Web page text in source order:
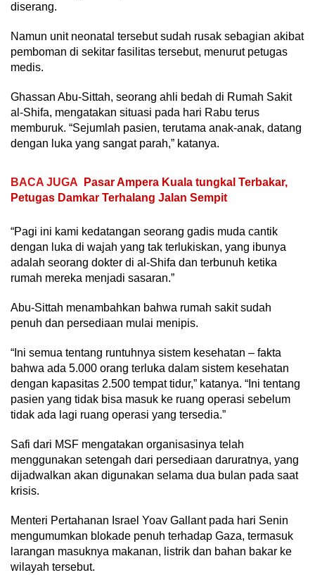
diserang.
Namun unit neonatal tersebut sudah rusak sebagian akibat
pemboman di sekitar fasilitas tersebut, menurut petugas
medis.
Ghassan Abu-Sittah, seorang ahli bedah di Rumah Sakit
al-Shifa, mengatakan situasi pada hari Rabu terus
memburuk. “Sejumlah pasien, terutama anak-anak, datang
dengan luka yang sangat parah,” katanya.
BACA JUGA
Pasar Ampera Kuala tungkal Terbakar,
Petugas Damkar Terhalang Jalan Sempit
“Pagi ini kami kedatangan seorang gadis muda cantik
dengan luka di wajah yang tak terlukiskan, yang ibunya
adalah seorang dokter di al-Shifa dan terbunuh ketika
rumah mereka menjadi sasaran.”
Abu-Sittah menambahkan bahwa rumah sakit sudah
penuh dan persediaan mulai menipis.
“Ini semua tentang runtuhnya sistem kesehatan – fakta
bahwa ada 5.000 orang terluka dalam sistem kesehatan
dengan kapasitas 2.500 tempat tidur,” katanya. “Ini tentang
pasien yang tidak bisa masuk ke ruang operasi sebelum
tidak ada lagi ruang operasi yang tersedia.”
Safi dari MSF mengatakan organisasinya telah
menggunakan setengah dari persediaan daruratnya, yang
dijadwalkan akan digunakan selama dua bulan pada saat
krisis.
Menteri Pertahanan Israel Yoav Gallant pada hari Senin
mengumumkan blokade penuh terhadap Gaza, termasuk
larangan masuknya makanan, listrik dan bahan bakar ke
wilayah tersebut.